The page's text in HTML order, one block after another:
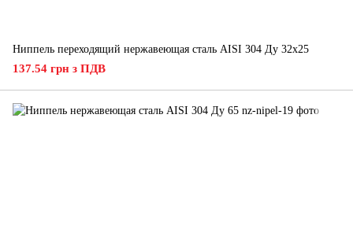
Ниппель переходящий нержавеющая сталь AISI 304 Ду 32х25
137.54 грн з ПДВ